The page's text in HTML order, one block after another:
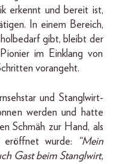
erkennt und bereit ist,
In einem Bereich,
gibt, bleibt der
im Einklang von
vorangeht.
und Stanglwirt-
werden und hatte
Schmäh zur Hand, als
wurde:
“Mein
Gast beim Stanglwirt,